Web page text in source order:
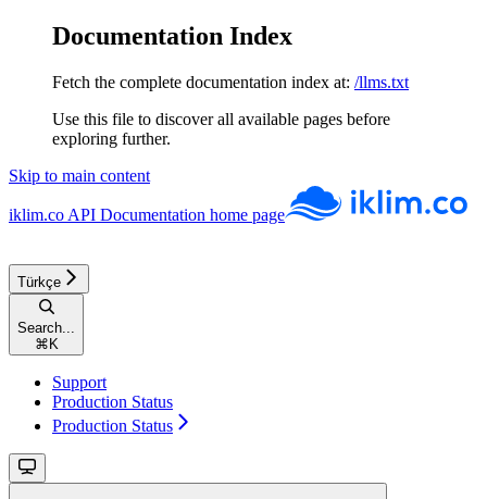
Documentation Index
Fetch the complete documentation index at: /llms.txt
Use this file to discover all available pages before
exploring further.
Skip to main content
iklim.co API Documentation home page
Türkçe
Search...
⌘ K
Support
Production Status
Production Status